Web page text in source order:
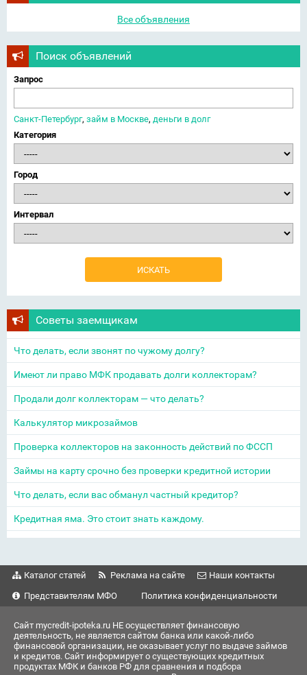
Все объявления
Поиск объявлений
Запрос
Санкт-Петербург, займ в Москве, деньги в долг
Категория
Город
Интервал
Советы заемщикам
Что делать, если звонят по чужому долгу?
Имеют ли право МФК продавать долги коллекторам?
Продали долг коллекторам — что делать?
Калькулятор микрозаймов
Проверка коллекторов на законность действий по ФССП
Займы на карту срочно без проверки кредитной истории
Что делать, если вас обманул частный кредитор?
Кредитная яма. Это стоит знать каждому.
Каталог статей Реклама на сайте
Наши контакты
Представителям МФО
Политика конфиденциальности
Сайт mycredit-ipoteka.ru НЕ осуществляет финансовую
деятельность, не является сайтом банка или какой-либо
финансовой организации, не оказывает услуг по выдаче займов
и кредитов. Сайт информирует о существующих кредитных
продуктах МФК и банков РФ для сравнения и подбора